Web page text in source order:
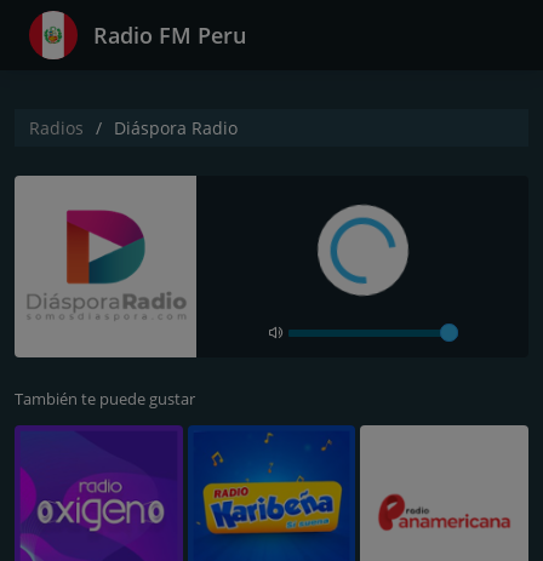
Radio FM Peru
Radios Diáspora Radio
También te puede gustar